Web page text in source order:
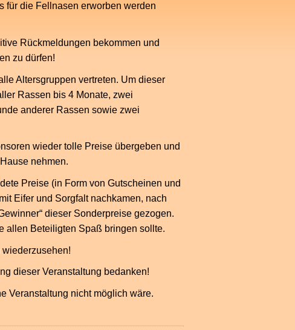
für die Fellnasen erworben werden
Rückmeldungen bekommen und
zu dürfen!
Altersgruppen vertreten. Um dieser
Rassen bis 4 Monate, zwei
anderer Rassen sowie zwei
wieder tolle Preise übergeben und
nehmen.
Preise (in Form von Gutscheinen und
Eifer und Sorgfalt nachkamen, nach
dieser Sonderpreise gezogen.
allen Beteiligten Spaß bringen sollte.
dieser Veranstaltung bedanken!
Veranstaltung nicht möglich wäre.